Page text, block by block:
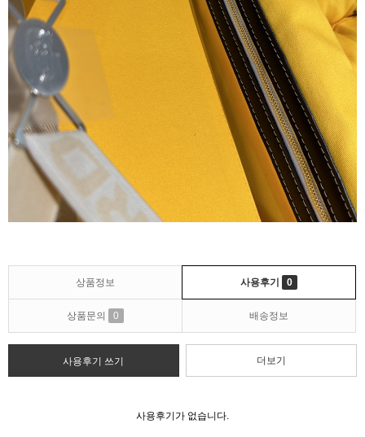
상품정보 사용후기 0
상품문의 0 배송정보
사용후기 쓰기 더보기
사용후기가 없습니다.